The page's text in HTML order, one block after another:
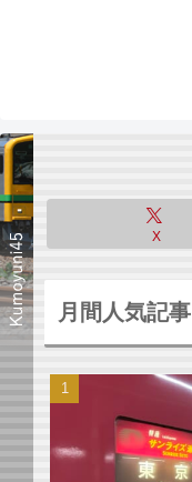
X
月間人気記事